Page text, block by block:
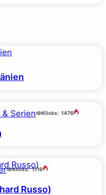
& Serien Klicks: 1476
Klicks: 1116
Russo)